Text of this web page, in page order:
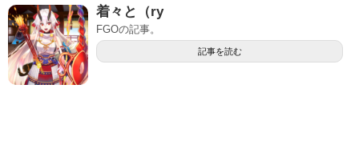
着々と（ry
FGOの記事。
記事を読む